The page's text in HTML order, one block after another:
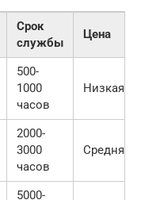
Срок
службы
Цена
500-
1000
часов
Низкая
2000-
3000
часов
Средняя
5000-